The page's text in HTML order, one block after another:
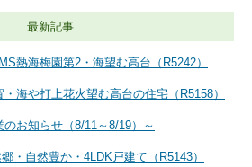
最新記事
熱海梅園第2・海望む高台（R5242）
海や打上花火望む高台の住宅（R5158）
のお知らせ（8/11～8/19）～
・自然豊か・4LDK戸建て（R5143）